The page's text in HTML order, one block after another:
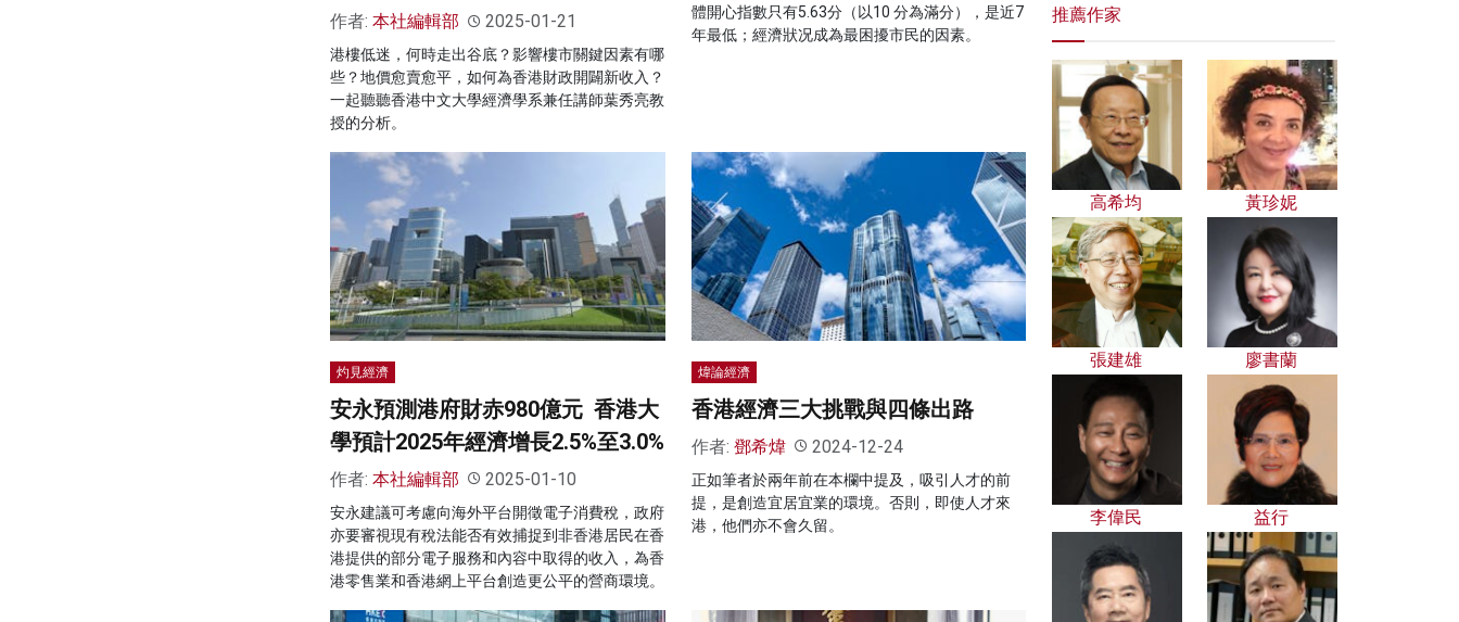
作者: 本社編輯部 2025-01-21
港樓低迷，何時走出谷底？影響樓市關鍵因素有哪
些？地價愈賣愈平，如何為香港財政開闢新收入？
一起聽聽香港中文大學經濟學系兼任講師葉秀亮教
授的分析。
體開心指數只有5.63分（以10 分為滿分），是近7
年最低；經濟狀况成為最困擾市民的因素。
灼見經濟
安永預測港府財赤980億元 香港大
學預計2025年經濟增長2.5%至3.0%
作者: 本社編輯部 2025-01-10
安永建議可考慮向海外平台開徵電子消費稅，政府
亦要審視現有稅法能否有效捕捉到非香港居民在香
港提供的部分電子服務和內容中取得的收入，為香
港零售業和香港網上平台創造更公平的營商環境。
煒論經濟
香港經濟三大挑戰與四條出路
作者: 鄧希煒 2024-12-24
正如筆者於兩年前在本欄中提及，吸引人才的前
提，是創造宜居宜業的環境。否則，即使人才來
港，他們亦不會久留。
推薦作家
高希均 黃珍妮
張建雄 廖書蘭
李偉民 益行